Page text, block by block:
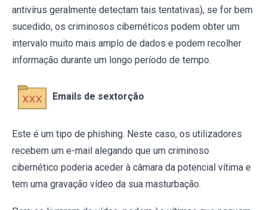
antivírus geralmente detectam tais tentativas), se for bem
sucedido, os criminosos cibernéticos podem obter um
intervalo muito mais amplo de dados e podem recolher
informação durante um longo período de tempo.
Emails de sextorção
Este é um tipo de phishing. Neste caso, os utilizadores
recebem um e-mail alegando que um criminoso
cibernético poderia aceder à câmara da potencial vítima e
tem uma gravação vídeo da sua masturbação.